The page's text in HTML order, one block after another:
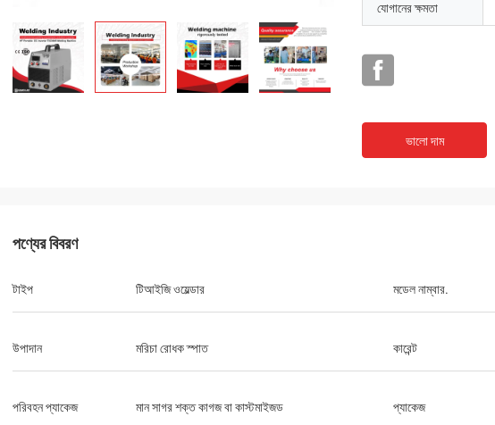
আমি আপনার সাথে সহযোগিতা করে সন্তুষ্ট, আপনি আমার এবং
এবং মূল্য যুক্তিসঙ্গত এবং প্রতিযোগিতামূলক, আমরা আপনার
যোগানের ক্ষমতা
ভালো দাম
পণ্যের বিবরণ
টাইপ টিআইজি ওয়েল্ডার মডেল নাম্বার.
উপাদান মরিচা রোধক স্পাত কারেন্ট
পরিবহন প্যাকেজ মান সাগর শক্ত কাগজ বা কাস্টমাইজড প্যাকেজ